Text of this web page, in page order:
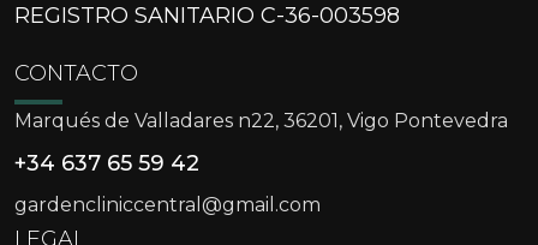
REGISTRO SANITARIO C-36-003598
LEGAL
CONTACTO
Marqués de Valladares n22, 36201, Vigo Pontevedra
+34 637 65 59 42
gardencliniccentral@gmail.com